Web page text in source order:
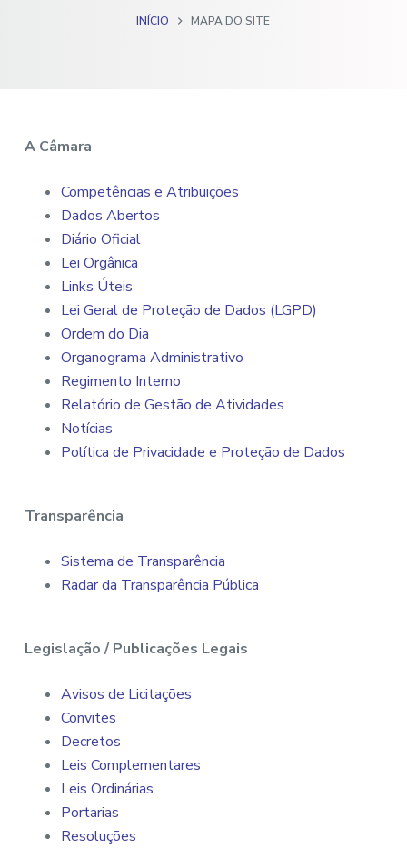
INÍCIO MAPA DO SITE
A Câmara
Competências e Atribuições
Dados Abertos
Diário Oficial
Lei Orgânica
Links Úteis
Lei Geral de Proteção de Dados (LGPD)
Ordem do Dia
Organograma Administrativo
Regimento Interno
Relatório de Gestão de Atividades
Notícias
Política de Privacidade e Proteção de Dados
Transparência
Sistema de Transparência
Radar da Transparência Pública
Legislação / Publicações Legais
Avisos de Licitações
Convites
Decretos
Leis Complementares
Leis Ordinárias
Portarias
Resoluções